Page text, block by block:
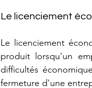
Le licenciement
Le licenciement
produit lorsqu'un
difficultés
fermeture d'une